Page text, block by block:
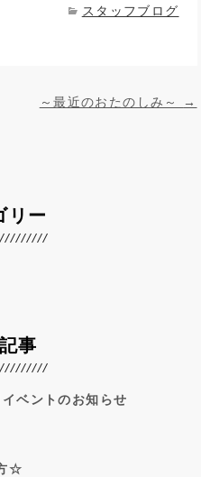
スタッフブログ
～最近のおたのしみ～ →
リー
事
ベントのお知らせ
☆